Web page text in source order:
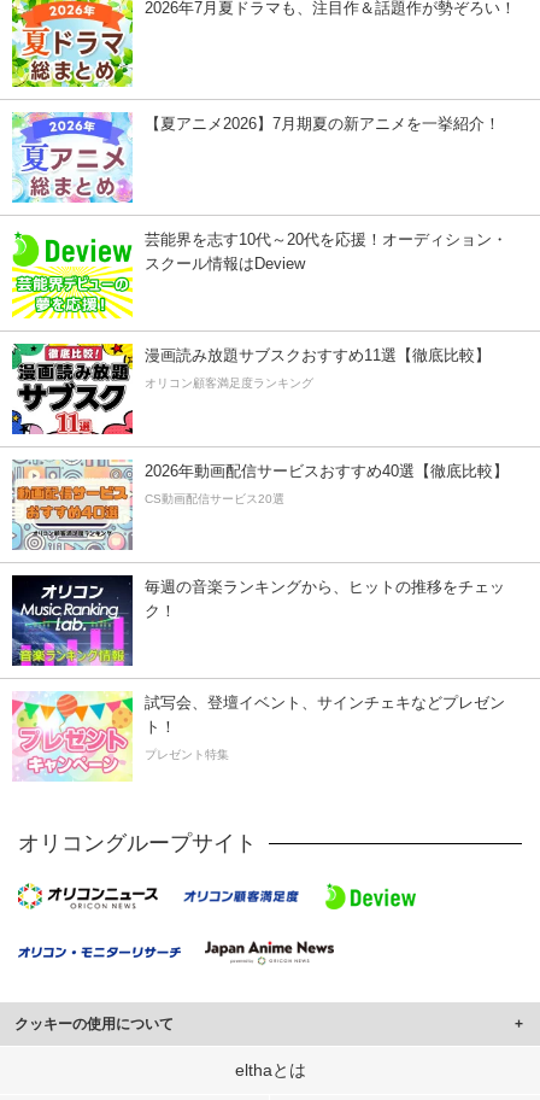
2026年7月夏ドラマも、注目作＆話題作が勢ぞろい！
【夏アニメ2026】7月期夏の新アニメを一挙紹介！
芸能界を志す10代～20代を応援！オーディション・
スクール情報はDeview
漫画読み放題サブスクおすすめ11選【徹底比較】
オリコン顧客満足度ランキング
2026年動画配信サービスおすすめ40選【徹底比較】
CS動画配信サービス20選
毎週の音楽ランキングから、ヒットの推移をチェッ
ク！
試写会、登壇イベント、サインチェキなどプレゼン
ト！
プレゼント特集
オリコングループサイト
クッキーの使用について
このサイトでは Cookie を使用して、ユーザーに合わせたコンテンツや広告の
elthaとは